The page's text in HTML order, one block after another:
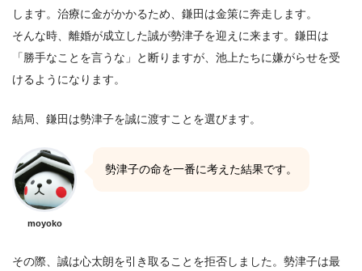
します。治療に金がかかるため、鎌田は金策に奔走します。
そんな時、離婚が成立した誠が勢津子を迎えに来ます。鎌田は
「勝手なことを言うな」と断りますが、池上たちに嫌がらせを受
けるようになります。
結局、鎌田は勢津子を誠に渡すことを選びます。
moyoko
勢津子の命を一番に考えた結果です。
その際、誠は心太朗を引き取ることを拒否しました。勢津子は最